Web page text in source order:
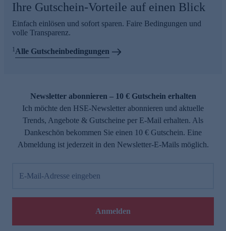
Ihre Gutschein-Vorteile auf einen Blick
Einfach einlösen und sofort sparen. Faire Bedingungen und
volle Transparenz.
1Alle Gutscheinbedingungen
Newsletter abonnieren – 10 € Gutschein erhalten
Ich möchte den HSE-Newsletter abonnieren und aktuelle
Trends, Angebote & Gutscheine per E-Mail erhalten. Als
Dankeschön bekommen Sie einen 10 € Gutschein. Eine
Abmeldung ist jederzeit in den Newsletter-E-Mails möglich.
E-Mail-Adresse eingeben
Anmelden